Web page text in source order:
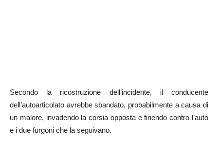
Secondo la ricostruzione dell’incidente, il conducente
dell’autoarticolato avrebbe sbandato, probabilmente a causa di
un malore, invadendo la corsia opposta e finendo contro l’auto
e i due furgoni che la seguivano.